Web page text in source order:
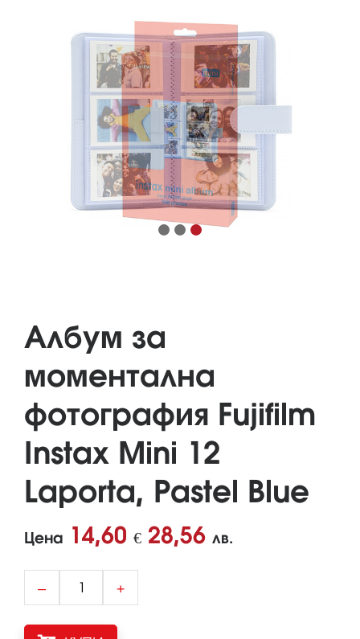
Албум за
моментална
фотография Fujifilm
Instax Mini 12
Laporta, Pastel Blue
Цена 14,60 € 28,56 лв.
– +